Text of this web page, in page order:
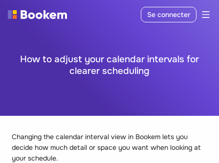
Se connecter
How to adjust your calendar intervals for
clearer scheduling
Changing the calendar interval view in Bookem lets you
decide how much detail or space you want when looking at
your schedule.